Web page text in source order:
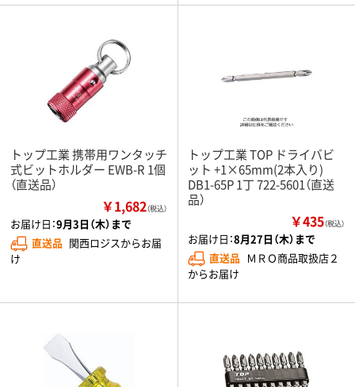
トップ工業 携帯用ワンタッチ
式ビットホルダー EWB-R 1個
（直送品）
￥1,682（税込）
お届け日：9月3日（木）まで
直送品 関西ロジスからお届
け
トップ工業 TOP ドライバビ
ット +1×65mm(2本入り)
DB1-65P 1丁 722-5601（直送
品）
￥435（税込）
お届け日：8月27日（木）まで
直送品 ＭＲＯ商品取扱店２
からお届け